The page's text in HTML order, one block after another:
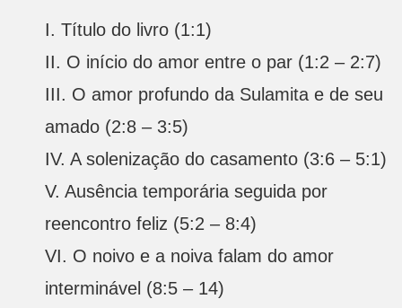
I. Título do livro (1:1)
II. O início do amor entre o par (1:2 – 2:7)
III. O amor profundo da Sulamita e de seu
amado (2:8 – 3:5)
IV. A solenização do casamento (3:6 – 5:1)
V. Ausência temporária seguida por
reencontro feliz (5:2 – 8:4)
VI. O noivo e a noiva falam do amor
interminável (8:5 – 14)